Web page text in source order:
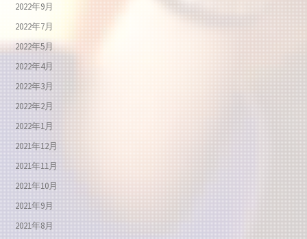
2022年9月
2022年7月
2022年5月
2022年4月
2022年3月
2022年2月
2022年1月
2021年12月
2021年11月
2021年10月
2021年9月
2021年8月